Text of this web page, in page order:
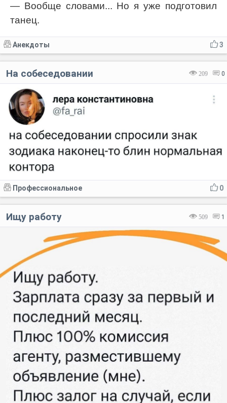
— Вообще словами... Но я уже подготовил
танец.
3
Анекдоты
209 0
На собеседовании
0
Профессиональное
509 1
Ищу работу